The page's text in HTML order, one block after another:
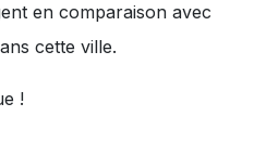
en comparaison avec
cette ville.
!